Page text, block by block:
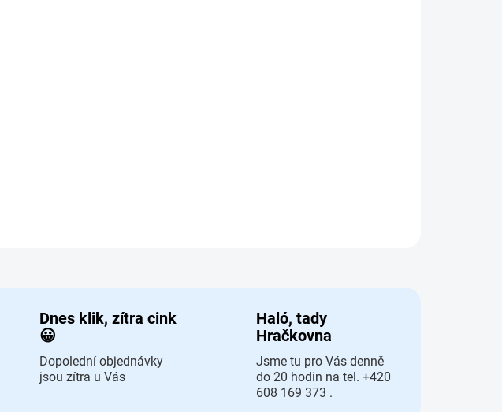
Dnes klik, zítra cink
😀
Dopolední objednávky
jsou zítra u Vás
Haló, tady
Hračkovna
Jsme tu pro Vás denně
do 20 hodin na tel. +420
608 169 373 .